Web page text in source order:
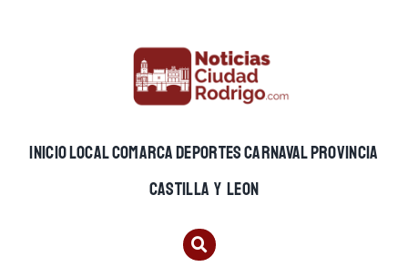
INICIOLOCALCOMARCADEPORTESCARNAVALPROVINCIA
CASTILLA Y LEON